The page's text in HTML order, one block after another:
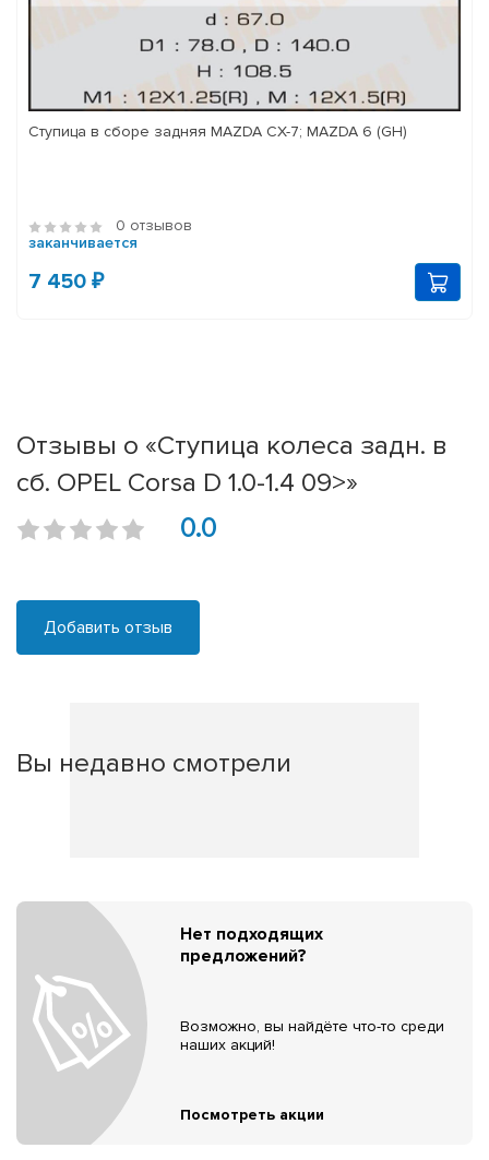
Ступица в сборе задняя MAZDA CX-7; MAZDA 6 (GH)
0 отзывов
заканчивается
7 450 ₽
Отзывы о «Ступица колеса задн. в
сб. OPEL Corsa D 1.0-1.4 09>»
0.0
Добавить отзыв
Вы недавно смотрели
Нет подходящих
предложений?
Возможно, вы найдёте что-то среди
наших акций!
Посмотреть акции